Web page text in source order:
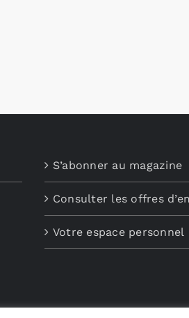
S’abonner au magazine
Consulter les offres
Votre espace personnel